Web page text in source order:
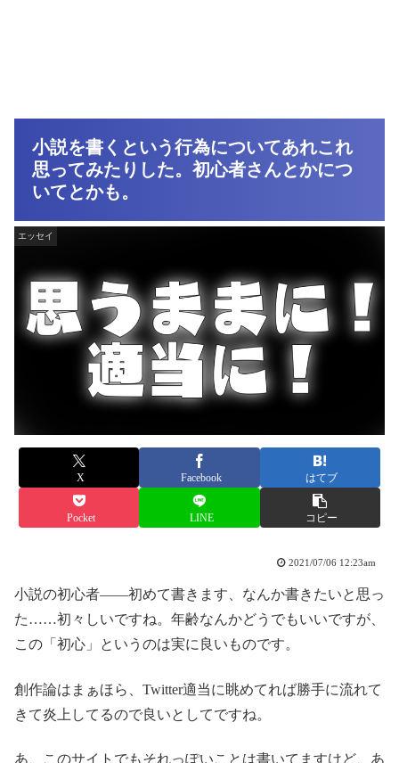
小説を書くという行為についてあれこれ
思ってみたりした。初心者さんとかにつ
いてとかも。
エッセイ
X Facebook はてブ
Pocket LINE コピー
2021/07/06 12:23am
小説の初心者――初めて書きます、なんか書きたいと思っ
た……初々しいですね。年齢なんかどうでもいいですが、
この「初心」というのは実に良いものです。
創作論はまぁほら、Twitter適当に眺めてれば勝手に流れて
きて炎上してるので良いとしてですね。
あ、このサイトでもそれっぽいことは書いてますけど、あ